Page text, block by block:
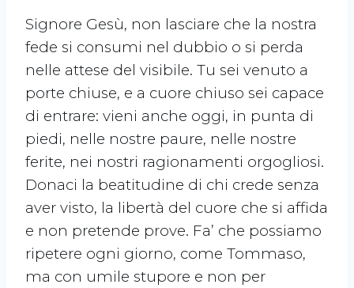
Signore Gesù, non lasciare che la nostra
fede si consumi nel dubbio o si perda
nelle attese del visibile. Tu sei venuto a
porte chiuse, e a cuore chiuso sei capace
di entrare: vieni anche oggi, in punta di
piedi, nelle nostre paure, nelle nostre
ferite, nei nostri ragionamenti orgogliosi.
Donaci la beatitudine di chi crede senza
aver visto, la libertà del cuore che si affida
e non pretende prove. Fa’ che possiamo
ripetere ogni giorno, come Tommaso,
ma con umile stupore e non per